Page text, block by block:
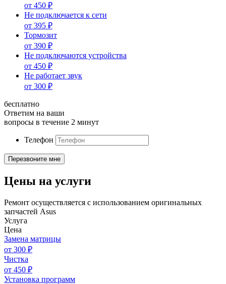
от 450 ₽
Не подключается к сети
от 395 ₽
Тормозит
от 390 ₽
Не подключаются устройства
от 450 ₽
Не работает звук
от 300 ₽
бесплатно
Ответим на ваши
вопросы в течение 2 минут
Телефон
Цены на услуги
Ремонт осуществляется с использованием оригинальных
запчастей Asus
Услуга
Цена
Замена матрицы
от 300 ₽
Чистка
от 450 ₽
Установка программ